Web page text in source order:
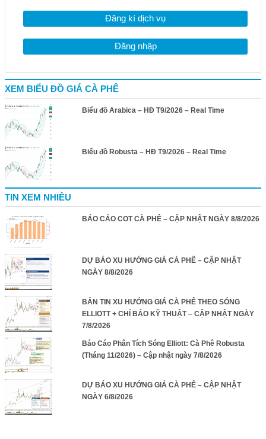
Đăng kí dịch vụ
Đăng nhập
XEM BIỂU ĐỒ GIÁ CÀ PHÊ
Biểu đồ Arabica – HĐ T9/2026 – Real Time
Biểu đồ Robusta – HĐ T9/2026 – Real Time
TIN XEM NHIỀU
BÁO CÁO COT CÀ PHÊ – CẬP NHẬT NGÀY 8/8/2026
DỰ BÁO XU HƯỚNG GIÁ CÀ PHÊ – CẬP NHẬT
NGÀY 8/8/2026
BẢN TIN XU HƯỚNG GIÁ CÀ PHÊ THEO SÓNG
ELLIOTT + CHỈ BÁO KỸ THUẬT – CẬP NHẬT NGÀY
7/8/2026
Báo Cáo Phân Tích Sóng Elliott: Cà Phê Robusta
(Tháng 11/2026) – Cập nhật ngày 7/8/2026
DỰ BÁO XU HƯỚNG GIÁ CÀ PHÊ – CẬP NHẬT
NGÀY 6/8/2026